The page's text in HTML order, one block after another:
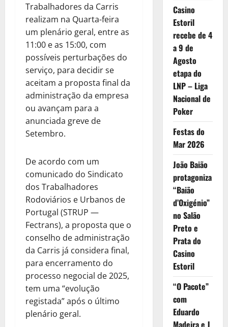
Trabalhadores da Carris
realizam na Quarta-feira
um plenário geral, entre as
11:00 e as 15:00, com
possíveis perturbações do
serviço, para decidir se
aceitam a proposta final da
administração da empresa
ou avançam para a
anunciada greve de
Setembro.
De acordo com um
comunicado do Sindicato
dos Trabalhadores
Rodoviários e Urbanos de
Portugal (STRUP —
Fectrans), a proposta que o
conselho de administração
da Carris já considera final,
para encerramento do
processo negocial de 2025,
tem uma “evolução
registada” após o último
plenário geral.
Casino
Estoril
recebe de 4
a 9 de
Agosto
etapa do
LNP – Liga
Nacional de
Poker
Festas do
Mar 2026
João Baião
protagoniza
“Baião
d’Oxigénio”
no Salão
Preto e
Prata do
Casino
Estoril
“O Pacote”
com
Eduardo
Madeira e J